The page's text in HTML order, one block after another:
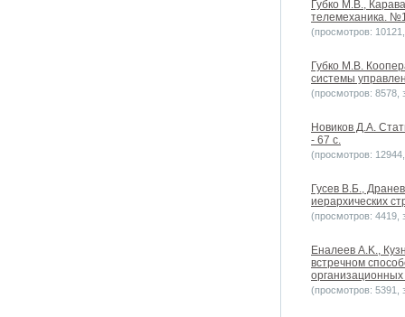
Губко М.В.,
телемеханика.
(просмотров:
Губко М.В.
системы
(просмотров: 8578,
Новиков Д.А.
- 67 с.
(просмотров:
Гусев В.Б.,
иерархических
(просмотров: 4419,
Еналеев A.K.,
встречном
(просмотров: 5391,